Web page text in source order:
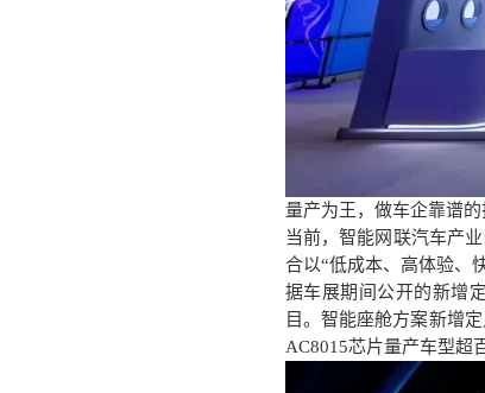
量产为王，做车企靠谱
当前，智能网联汽车产
合以“低成本、高体验、
据车展期间公开的新增
目。智能座舱方案新增
AC8015芯片量产车型超